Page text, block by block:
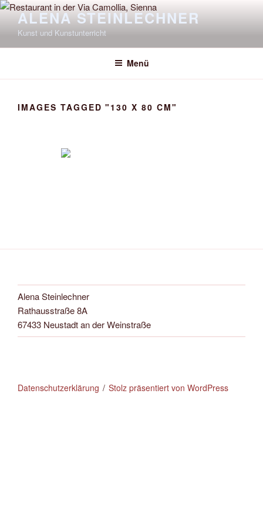
Zum
Inhalt
springen
ALENA STEINLECHNER
Kunst und Kunstunterricht
Menü
IMAGES TAGGED "130 X 80 CM"
Alena Steinlechner
Rathausstraße 8A
67433 Neustadt an der Weinstraße
Datenschutzerklärung Stolz präsentiert von WordPress